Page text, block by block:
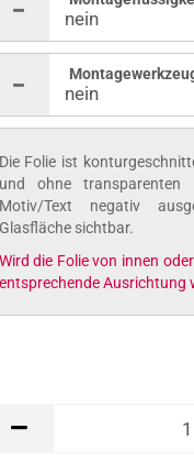
Die Folie ist
und ohne
Motiv/Text negativ
Glasfläche sichtbar.
Wird die Folie von innen
entsprechende Ausrichtung